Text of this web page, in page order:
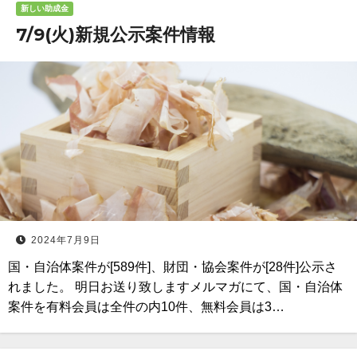
新しい助成金
7/9(火)新規公示案件情報
2024年7月9日
国・自治体案件が[589件]、財団・協会案件が[28件]公示さ
れました。 明日お送り致しますメルマガにて、国・自治体
案件を有料会員は全件の内10件、無料会員は3…